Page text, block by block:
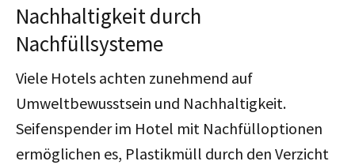
Nachhaltigkeit durch
Nachfüllsysteme
Viele Hotels achten zunehmend auf
Umweltbewusstsein und Nachhaltigkeit.
Seifenspender im Hotel mit Nachfülloptionen
ermöglichen es, Plastikmüll durch den Verzicht